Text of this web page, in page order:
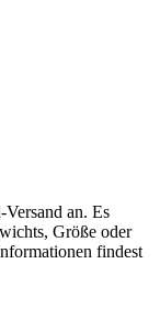
an. Es
Größe oder
findest